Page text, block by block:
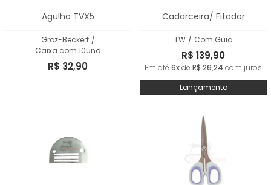
Agulha TVX5
Groz-Beckert /
Caixa com 10und
R$ 32,90
Cadarceira/ Fitador
TW / Com Guia
R$ 139,90
Em até 6xde R$ 26,24 com juros
Lançamento